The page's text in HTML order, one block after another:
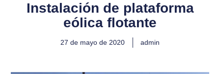
Instalación de plataforma
eólica flotante
27 de mayo de 2020 admin